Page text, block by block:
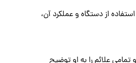
از دستگاه و عملکرد آن،
علائم را به او توضیح